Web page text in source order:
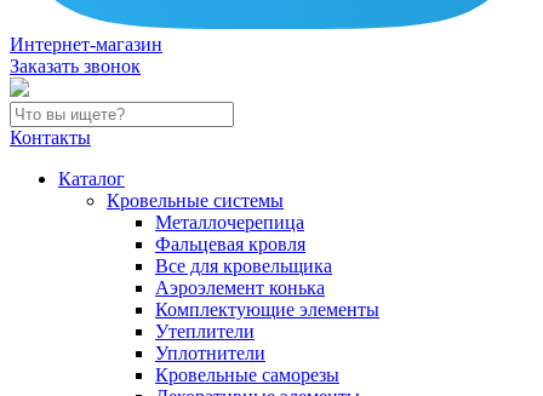
Интернет-магазин
Заказать звонок
Контакты
Каталог
Кровельные системы
Металлочерепица
Фальцевая кровля
Все для кровельщика
Аэроэлемент конька
Комплектующие элементы
Утеплители
Уплотнители
Кровельные саморезы